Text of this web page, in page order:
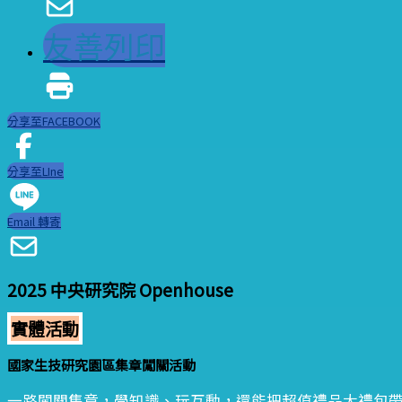
友善列印
分享至FACEBOOK
分享至LIne
Email 轉寄
2025 中央研究院 Openhouse
實體活動
國家生技研究園區集章闖關活動